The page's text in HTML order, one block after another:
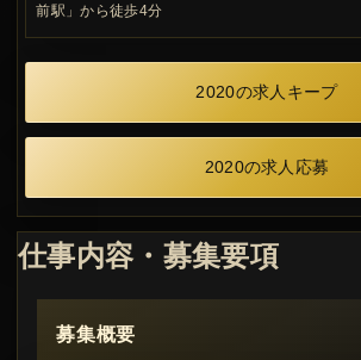
前駅」から徒歩4分
2020の求人キープ
2020の求人応募
仕事内容・募集要項
募集概要